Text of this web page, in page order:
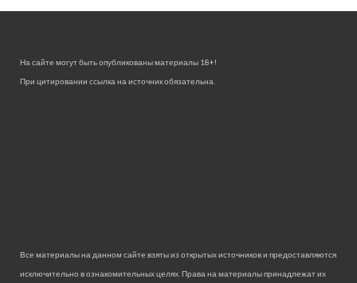
На сайте могут быть опубликованы материалы 18+!
При цитировании ссылка на источник обязательна.
Все материалы на данном сайте взяты из открытых источников и предоставляются
исключительно в ознакомительных целях. Права на материалы принадлежат их